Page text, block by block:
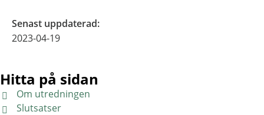
Senast uppdaterad:
2023-04-19
Hitta på sidan
Om utredningen
Slutsatser